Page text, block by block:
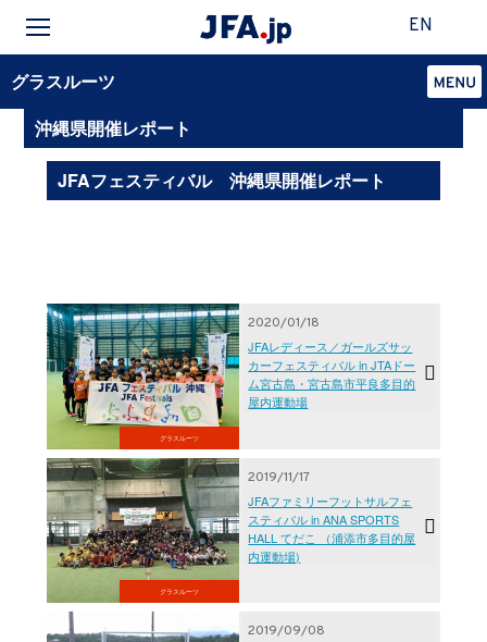
EN
グラスルーツ
沖縄県開催レポート
JFAフェスティバル 沖縄県開催レポート
グラスルーツ
2020/01/18
JFAレディース／ガールズサッ
カーフェスティバル in JTAドー
ム宮古島・宮古島市平良多目的
屋内運動場
グラスルーツ
2019/11/17
JFAファミリーフットサルフェ
スティバル in ANA SPORTS
HALL てだこ （浦添市多目的屋
内運動場)
2019/09/08